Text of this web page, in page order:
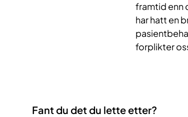
framtid enn
har hatt en
forplikter
Fant du det du lette etter?